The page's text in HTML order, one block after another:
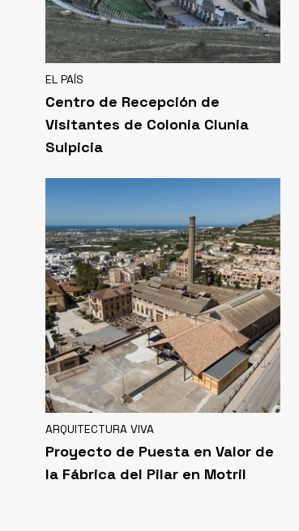
EL PAÍS
Centro de Recepción de
Visitantes de Colonia Clunia
Sulpicia
ARQUITECTURA VIVA
Proyecto de Puesta en Valor de
la Fábrica del Pilar en Motril